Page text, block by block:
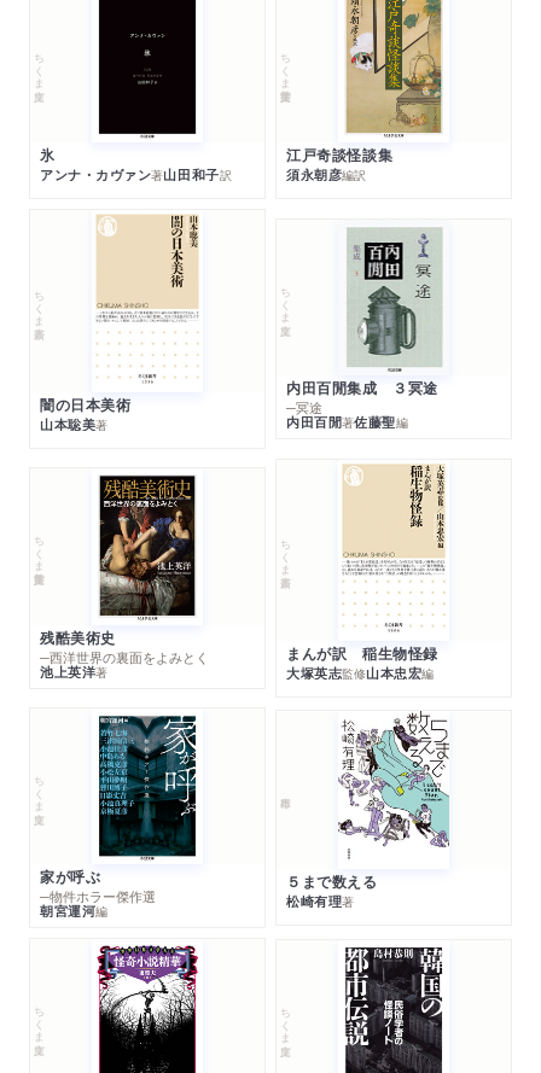
ちくま文庫
氷
アンナ・カヴァン著山田和子訳
ちくま学芸文庫
江戸奇談怪談集
須永朝彦編訳
ちくま新書
闇の日本美術
山本聡美著
ちくま文庫
内田百閒集成 ３冥途
─冥途
内田百閒著佐藤聖編
ちくま学芸文庫
残酷美術史
─西洋世界の裏面をよみとく
池上英洋著
ちくま新書
まんが訳 稲生物怪録
大塚英志監修山本忠宏編
ちくま文庫
家が呼ぶ
─物件ホラー傑作選
朝宮運河編
５まで数える
松崎有理著
ちくま文庫 ちくま文庫